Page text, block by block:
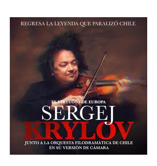
19:00 horas, en el Teatro Municipal de
Santiago. La celebración reunirá a la
máxima exponente de la música popular
peruana, Eva Ayllón, al Cuarteto Austral y
un repertorio que recorrerá seis décadas
de obras que transformaron l